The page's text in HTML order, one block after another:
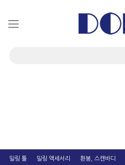
밀링 툴 밀링 액세서리 환봉, 스캔바디